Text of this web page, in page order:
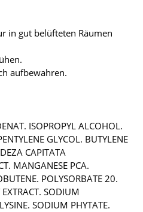
in gut belüfteten Räumen
aufbewahren.
ISOPROPYL ALCOHOL.
GLYCOL. BUTYLENE
CAPITATA
MANGANESE PCA.
POLYSORBATE 20.
SODIUM
SODIUM PHYTATE.